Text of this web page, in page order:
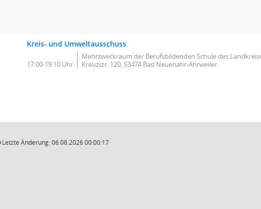
Kreis- und Umweltausschuss
17:00-19:10 Uhr
Mehrzweckraum der Berufsbildenden Schule des
Kreuzstr. 120, 53474 Bad Neuenahr-Ahrweiler
Letzte Änderung: 06.08.2026 00:00:17